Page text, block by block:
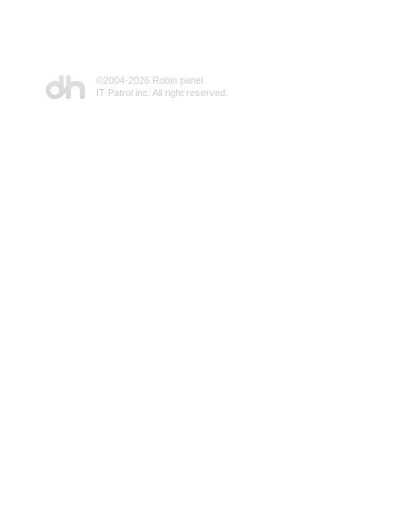
©2004-2026 Robin panel
IT Patrol inc. All right reserved.